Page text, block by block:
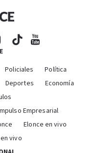
Policiales
Política
Deportes
Economía
Empresarial
Elonce en vivo
vivo